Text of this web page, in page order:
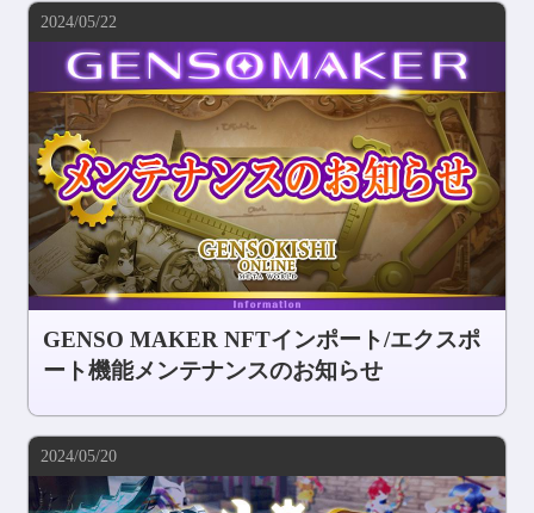
2024/05/22
GENSO MAKER NFTインポート/エクスポ
ート機能メンテナンスのお知らせ
2024/05/20